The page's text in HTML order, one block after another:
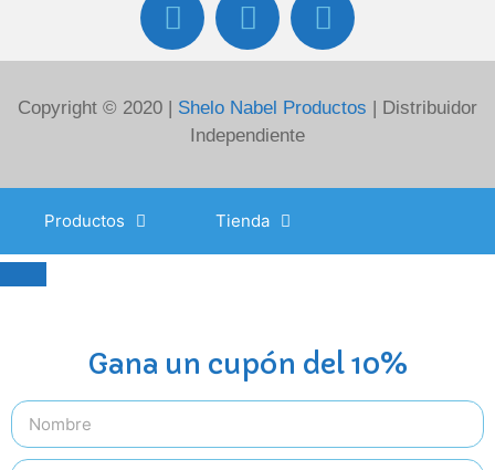
Copyright © 2020 | Shelo Nabel Productos | Distribuidor
Independiente
Productos Tienda
Gana un cupón del 10%